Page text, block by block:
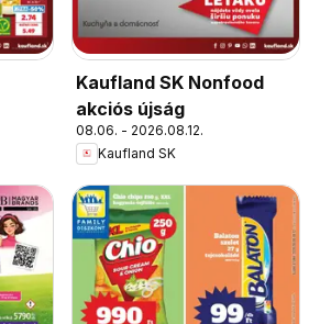
Kaufland SK Nonfood
akciós újság
08.06. - 2026.08.12.
Kaufland SK